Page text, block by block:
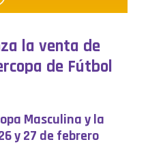
la venta de
de Fútbol
Masculina y la
y 27 de febrero